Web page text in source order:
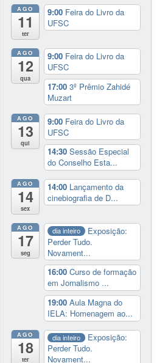
AGO
11
ter
9:00 Feira do Livro da
UFSC
AGO
12
qua
9:00 Feira do Livro da
UFSC
17:003º Prêmio Zahidé
Muzart
AGO
13
qui
9:00 Feira do Livro da
UFSC
14:30Sessão Especial
do Conselho Esta...
AGO
14
sex
14:00 Lançamento da
cinebiografia de D...
AGO
17
seg
dia inteiro
Exposição:
Perder Tudo.
Novament...
16:00Curso de formação
em Jornalismo ...
19:00Aula Magna do
IELA: Homenagem ao...
AGO
18
ter
dia inteiro
Exposição:
Perder Tudo.
Novament...